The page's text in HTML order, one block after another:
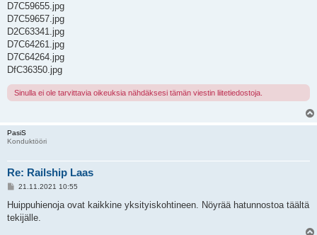
D7C59655.jpg
D7C59657.jpg
D2C63341.jpg
D7C64261.jpg
D7C64264.jpg
DfC36350.jpg
Sinulla ei ole tarvittavia oikeuksia nähdäksesi tämän viestin liitetiedostoja.
PasiS
Konduktööri
Re: Railship Laas
V
e
t
21.11.2021 10:55
Huippuhienoja ovat kaikkine yksityiskohtineen. Nöyrää hatunnostoa täältä
tekijälle.